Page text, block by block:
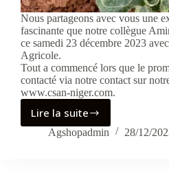
Nous partageons avec vous une
fascinante que notre collègue
ce samedi 23 décembre 2023
Agricole.
Tout a commencé lors que le
contacté via notre contact sur
www.csan-niger.com.
Lire la suite
Story :
Une
Agshopadmin 28/12/